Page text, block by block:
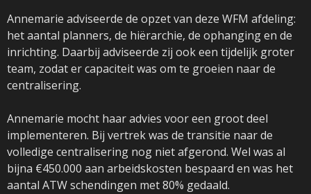
Annemarie adviseerde de opzet van deze WFM afdeling:
het aantal planners, de hiërarchie, de ophanging en de
inrichting. Daarbij adviseerde zij ook een tijdelijk groter
team, zodat er capaciteit was om te groeien naar de
centralisering.
Annemarie mocht haar advies voor een groot deel
implementeren. Bij vertrek was de transitie naar de
volledige centralisering nog niet afgerond. Wel was al
bijna €450.000 aan arbeidskosten bespaard en was het
aantal ATW schendingen met 80% gedaald.